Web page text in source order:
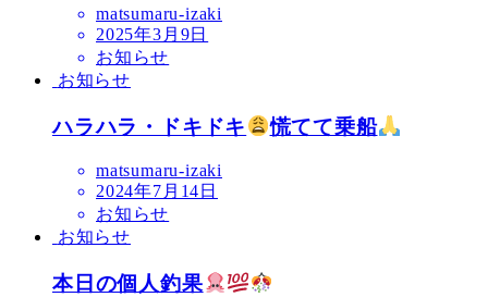
matsumaru-izaki
2025年3月9日
お知らせ
お知らせ
ハラハラ・ドキドキ 慌てて乗船
matsumaru-izaki
2024年7月14日
お知らせ
お知らせ
本日の個人釣果